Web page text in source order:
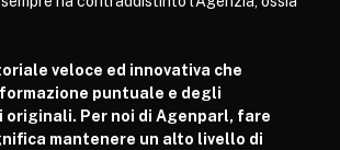
veloce ed innovativa che
puntuale e degli
Per noi di Agenparl, fare
mantenere un alto livello di